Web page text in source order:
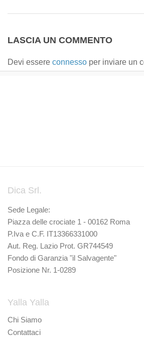
LASCIA UN COMMENTO
Devi essere connesso per inviare un
Dica Srl.
Sede Legale:
Piazza delle crociate 1 - 00162 Roma
P.Iva e C.F. IT13366331000
Aut. Reg. Lazio Prot. GR744549
Fondo di Garanzia "il Salvagente"
Posizione Nr. 1-0289
Yalla Yalla
Chi Siamo
Contattaci